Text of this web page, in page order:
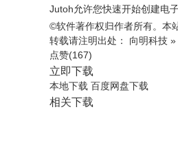
Jutoh允许您快速开始创建电
©软件著作权归作者所有。本
转载请注明出处： 向明科技 »
点赞(167)
立即下载
本地下载 百度网盘下载
相关下载